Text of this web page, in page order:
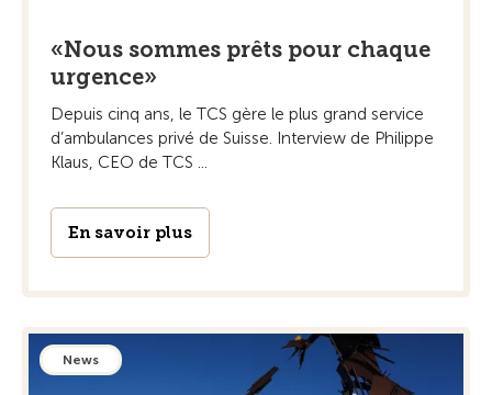
«Nous sommes prêts pour chaque
urgence»
Depuis cinq ans, le TCS gère le plus grand service
d’ambulances privé de Suisse. Interview de Philippe
Klaus, CEO de TCS ...
En savoir plus
News